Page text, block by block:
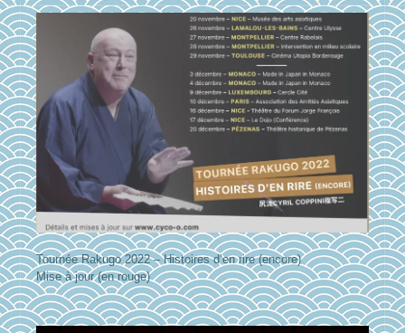
Tournée Rakugo 2022 – Histoires d’en rire (encore)
Mise à jour (en rouge)